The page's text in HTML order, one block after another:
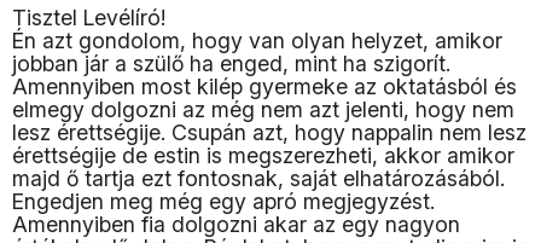
Tisztel Levélíró!
Én azt gondolom, hogy van olyan helyzet, amikor
jobban jár a szülő ha enged, mint ha szigorít.
Amennyiben most kilép gyermeke az oktatásból és
elmegy dolgozni az még nem azt jelenti, hogy nem
lesz érettségije. Csupán azt, hogy nappalin nem lesz
érettségije de estin is megszerezheti, akkor amikor
majd ő tartja ezt fontosnak, saját elhatározásából.
Engedjen meg még egy apró megjegyzést.
Amennyiben fia dolgozni akar az egy nagyon